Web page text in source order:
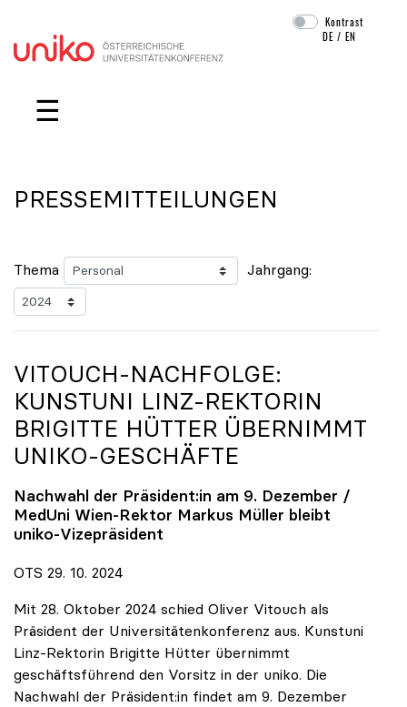
Navigation überspringen
Kontrast
DE /EN
☰
PRESSEMITTEILUNGEN
Thema Jahrgang:
VITOUCH-NACHFOLGE:
KUNSTUNI LINZ-REKTORIN
BRIGITTE HÜTTER ÜBERNIMMT
UNIKO-GESCHÄFTE
Nachwahl der Präsident:in am 9. Dezember /
MedUni Wien-Rektor Markus Müller bleibt
uniko-Vizepräsident
OTS 29. 10. 2024
Mit 28. Oktober 2024 schied Oliver Vitouch als
Präsident der Universitätenkonferenz aus. Kunstuni
Linz-Rektorin Brigitte Hütter übernimmt
geschäftsführend den Vorsitz in der uniko. Die
Nachwahl der Präsident:in findet am 9. Dezember